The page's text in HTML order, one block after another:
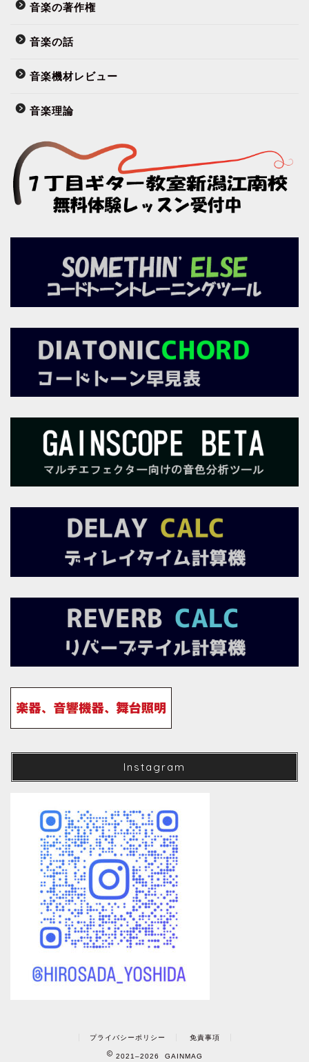
音楽の著作権
音楽の話
音楽機材レビュー
音楽理論
Instagram
プライバシーポリシー 免責事項
2021–2026 GAINMAG